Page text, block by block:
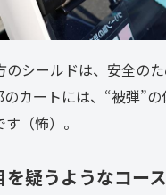
のシールドは、安全の
カートには、“被弾”
（怖）。
疑うようなコー